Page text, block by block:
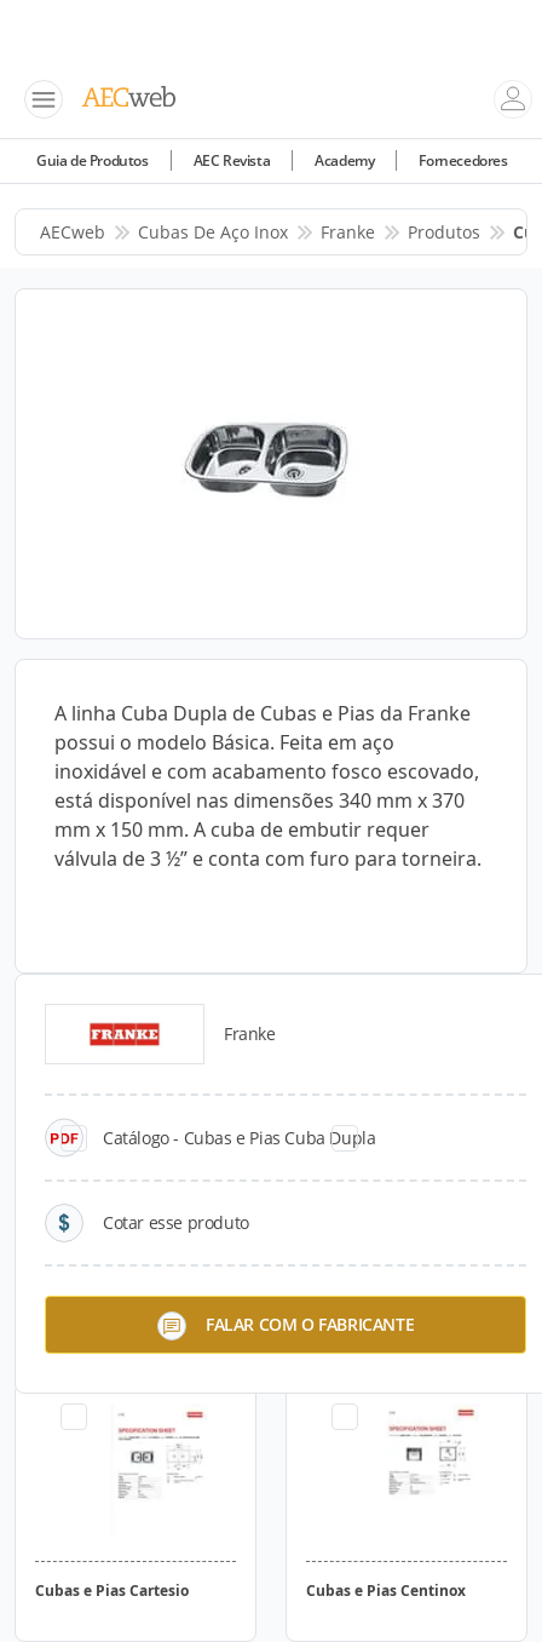
Guia de Produtos AEC Revista Academy Fornecedores
AECweb Cubas De Aço Inox Franke Produtos
A linha Cuba Dupla de Cubas e Pias da Franke
possui o modelo Básica. Feita em aço
inoxidável e com acabamento fosco escovado,
está disponível nas dimensões 340 mm x 370
mm x 150 mm. A cuba de embutir requer
válvula de 3 ½” e conta com furo para torneira.
Franke
Catálogo - Cubas e Pias Cuba Dupla
Cotar esse produto
FALAR COM O FABRICANTE
Catálogos para Download
Cubas e Pias Acquario
Cubas e Pias Cartesio Cubas e Pias Centinox